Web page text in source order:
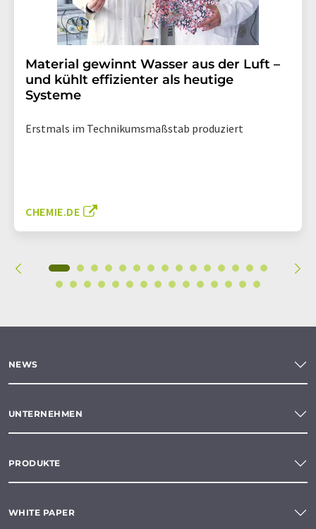
Material gewinnt Wasser aus der Luft –
und kühlt effizienter als heutige
Systeme
Erstmals im Technikumsmaßstab produziert
CHEMIE.DE
NEWS
UNTERNEHMEN
PRODUKTE
WHITE PAPER